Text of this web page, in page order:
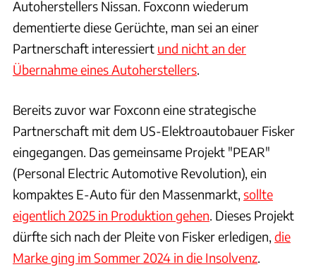
Autoherstellers Nissan. Foxconn wiederum
dementierte diese Gerüchte, man sei an einer
Partnerschaft interessiert und nicht an der
Übernahme eines Autoherstellers.
Bereits zuvor war Foxconn eine strategische
Partnerschaft mit dem US-Elektroautobauer Fisker
eingegangen. Das gemeinsame Projekt "PEAR"
(Personal Electric Automotive Revolution), ein
kompaktes E-Auto für den Massenmarkt, sollte
eigentlich 2025 in Produktion gehen. Dieses Projekt
dürfte sich nach der Pleite von Fisker erledigen, die
Marke ging im Sommer 2024 in die Insolvenz.